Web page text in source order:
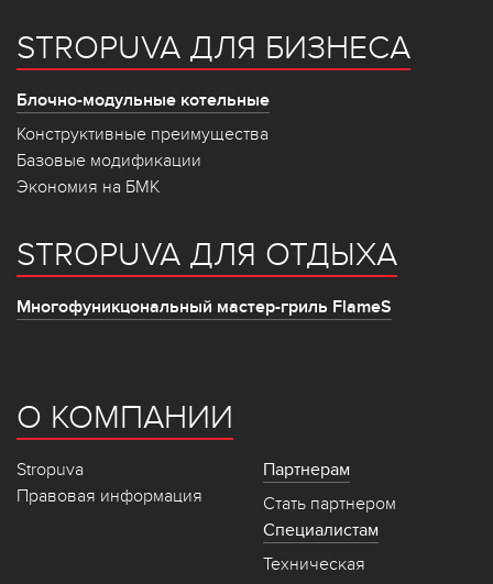
STROPUVA ДЛЯ БИЗНЕСА
Блочно-модульные котельные
Конструктивные преимущества
Базовые модификации
Экономия на БМК
STROPUVA ДЛЯ ОТДЫХА
Многофуникцональный мастер-гриль FlameS
О КОМПАНИИ
Stropuva
Правовая информация
Партнерам
Стать партнером
Специалистам
Техническая